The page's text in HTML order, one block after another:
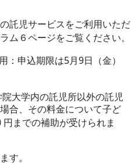
託児サービスをご利用いただ
ム６ページをご覧ください。
：申込期限は5月 9日（金）
院大学内の託児所以外の託児
合、その料金について子ど
円までの補助が受けられま
す。